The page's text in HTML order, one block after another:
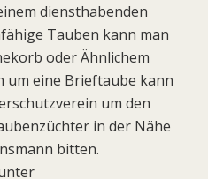
diensthabenden
Tauben kann man
oder Ähnlichem
um eine Brieftaube kann
um den
in der Nähe
bitten.